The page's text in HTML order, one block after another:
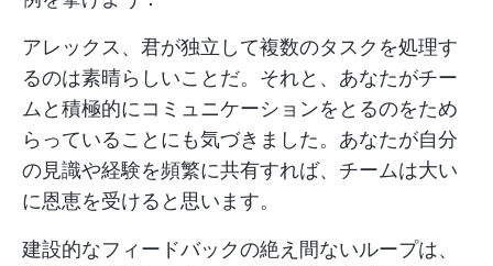
アレックス、君が独立して複数のタスクを処理す
るのは素晴らしいことだ。それと、あなたがチー
ムと積極的にコミュニケーションをとるのをため
らっていることにも気づきました。あなたが自分
の見識や経験を頻繁に共有すれば、チームは大い
に恩恵を受けると思います。
建設的なフィードバックの絶え間ないループは、